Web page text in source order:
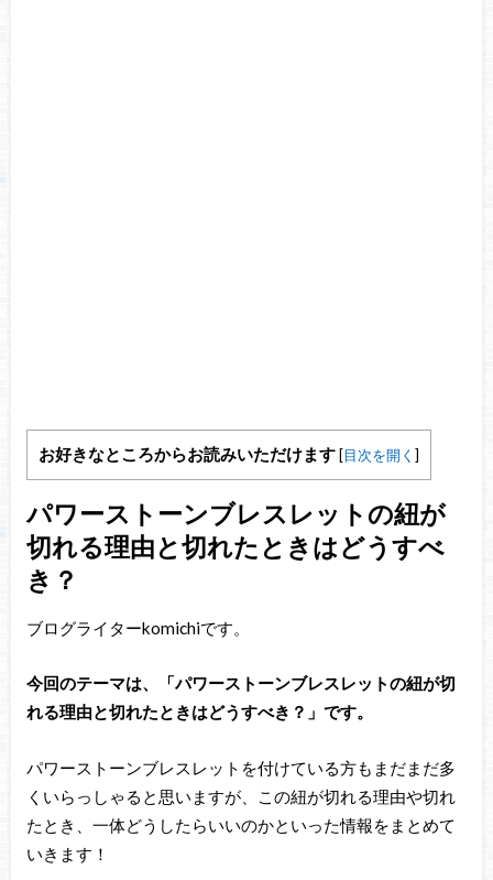
お好きなところからお読みいただけます [目次を開く ]
パワーストーンブレスレットの紐が
切れる理由と切れたときはどうすべ
き？
ブログライターkomichiです。
今回のテーマは、「パワーストーンブレスレットの紐が切
れる理由と切れたときはどうすべき？」です。
パワーストーンブレスレットを付けている方もまだまだ多
くいらっしゃると思いますが、この紐が切れる理由や切れ
たとき、一体どうしたらいいのかといった情報をまとめて
いきます！